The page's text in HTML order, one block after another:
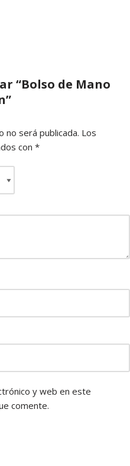
“Bolso de Mano
no será publicada. Los
con *
y web en este
comente.